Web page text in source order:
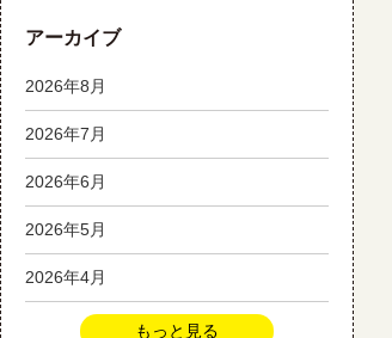
アーカイブ
2026年8月
2026年7月
2026年6月
2026年5月
2026年4月
もっと見る